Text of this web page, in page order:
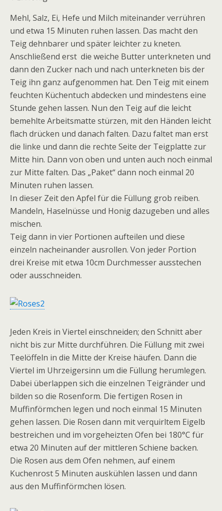
Mehl, Salz, Ei, Hefe und Milch miteinander verrühren
und etwa 15 Minuten ruhen lassen. Das macht den
Teig dehnbarer und später leichter zu kneten.
Anschließend erst die weiche Butter unterkneten und
dann den Zucker nach und nach unterkneten bis der
Teig ihn ganz aufgenommen hat. Den Teig mit einem
feuchten Küchentuch abdecken und mindestens eine
Stunde gehen lassen. Nun den Teig auf die leicht
bemehlte Arbeitsmatte stürzen, mit den Händen leicht
flach drücken und danach falten. Dazu faltet man erst
die linke und dann die rechte Seite der Teigplatte zur
Mitte hin. Dann von oben und unten auch noch einmal
zur Mitte falten. Das „Paket“ dann noch einmal 20
Minuten ruhen lassen.
In dieser Zeit den Apfel für die Füllung grob reiben.
Mandeln, Haselnüsse und Honig dazugeben und alles
mischen.
Teig dann in vier Portionen aufteilen und diese
einzeln nacheinander ausrollen. Von jeder Portion
drei Kreise mit etwa 10cm Durchmesser ausstechen
oder ausschneiden.
Jeden Kreis in Viertel einschneiden; den Schnitt aber
nicht bis zur Mitte durchführen. Die Füllung mit zwei
Teelöffeln in die Mitte der Kreise häufen. Dann die
Viertel im Uhrzeigersinn um die Füllung herumlegen.
Dabei überlappen sich die einzelnen Teigränder und
bilden so die Rosenform. Die fertigen Rosen in
Muffinförmchen legen und noch einmal 15 Minuten
gehen lassen. Die Rosen dann mit verquirltem Eigelb
bestreichen und im vorgeheizten Ofen bei 180°C für
etwa 20 Minuten auf der mittleren Schiene backen.
Die Rosen aus dem Ofen nehmen, auf einem
Kuchenrost 5 Minuten auskühlen lassen und dann
aus den Muffinförmchen lösen.